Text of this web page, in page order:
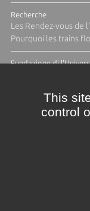
Recherche
Les Rendez-vous de
Pourquoi les trains
Fundazione di
Crédits et mentions
This
control